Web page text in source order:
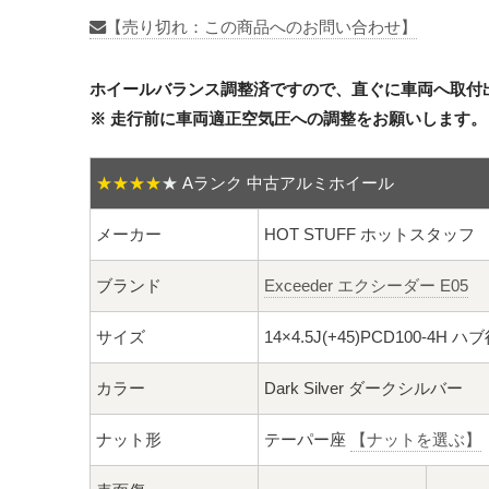
【売り切れ：この商品へのお問い合わせ】
ホイールバランス調整済ですので、直ぐに車両へ取付
※ 走行前に車両適正空気圧への調整をお願いします。
★★★★★ Aランク 中古アルミホイール
メーカー HOT STUFF ホットスタッフ
ブランド Exceeder エクシーダー E05
サイズ 14×4.5J(+45)PCD100-4H ハブ
カラー Dark Silver ダークシルバー
ナット形 テーパー座 【ナットを選ぶ】